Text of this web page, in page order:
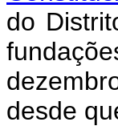
do
desde